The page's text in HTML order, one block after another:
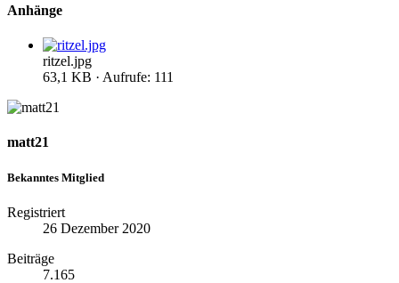
Anhänge
ritzel.jpg
63,1 KB · Aufrufe: 111
matt21
Bekanntes Mitglied
Registriert
26 Dezember 2020
Beiträge
7.165